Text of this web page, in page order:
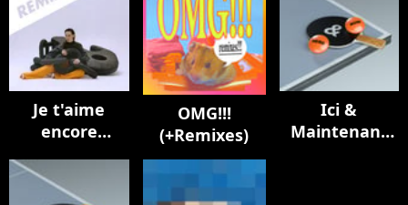
Je t'aime
encore
OMG!!!
(+Remixes)
Ici &
Maintenant